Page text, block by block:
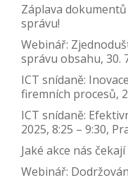
Záplava
správu!
Webinář:
správu obsahu, 30.
ICT snídaně:
firemních procesů,
ICT snídaně:
2025, 8:25 – 9:30,
Jaké akce nás
Webinář: